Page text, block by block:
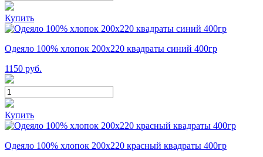
Купить
Одеяло 100% хлопок 200x220 квадраты синий 400гр
1150 руб.
Купить
Одеяло 100% хлопок 200x220 красный квадраты 400гр